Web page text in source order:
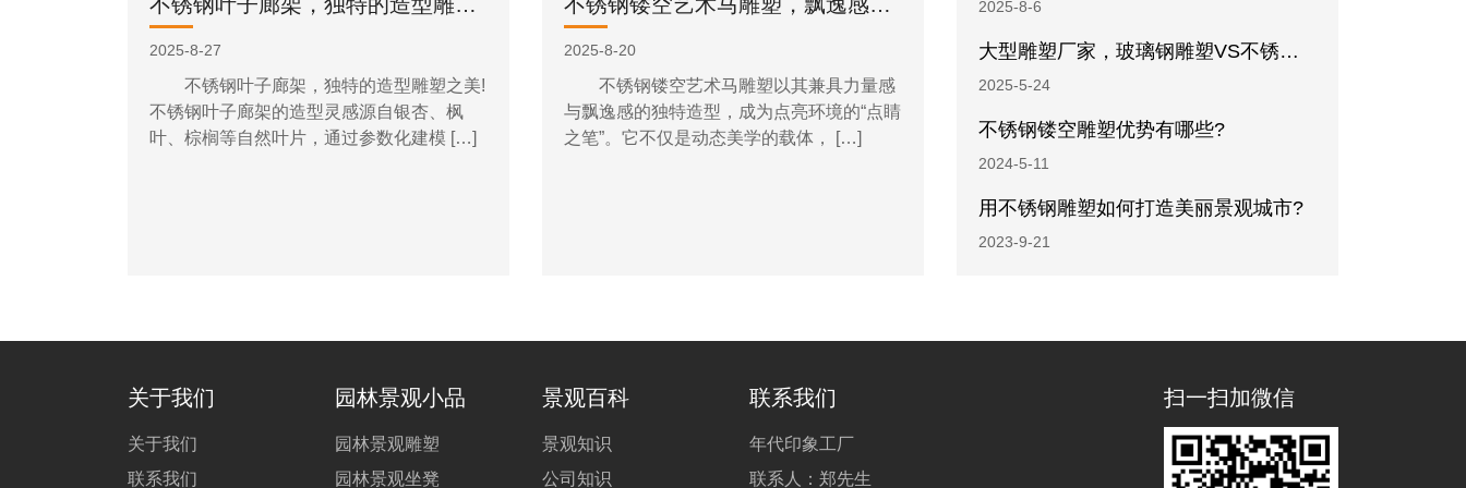
2025-8-27
不锈钢叶子廊架，独特的造型雕塑之美!
不锈钢叶子廊架的造型灵感源自银杏、枫
叶、棕榈等自然叶片，通过参数化建模 […]
2025-8-20
不锈钢镂空艺术马雕塑以其兼具力量感
与飘逸感的独特造型，成为点亮环境的“点睛
之笔”。它不仅是动态美学的载体， […]
2025-8-6
大型雕塑厂家，玻璃钢雕塑VS不锈钢雕塑如何选择?
2025-5-24
不锈钢镂空雕塑优势有哪些?
2024-5-11
用不锈钢雕塑如何打造美丽景观城市?
2023-9-21
关于我们
关于我们
联系我们
园林景观小品
园林景观雕塑
园林景观坐凳
景观百科
景观知识
公司知识
联系我们
年代印象工厂
联系人：郑先生
扫一扫加微信